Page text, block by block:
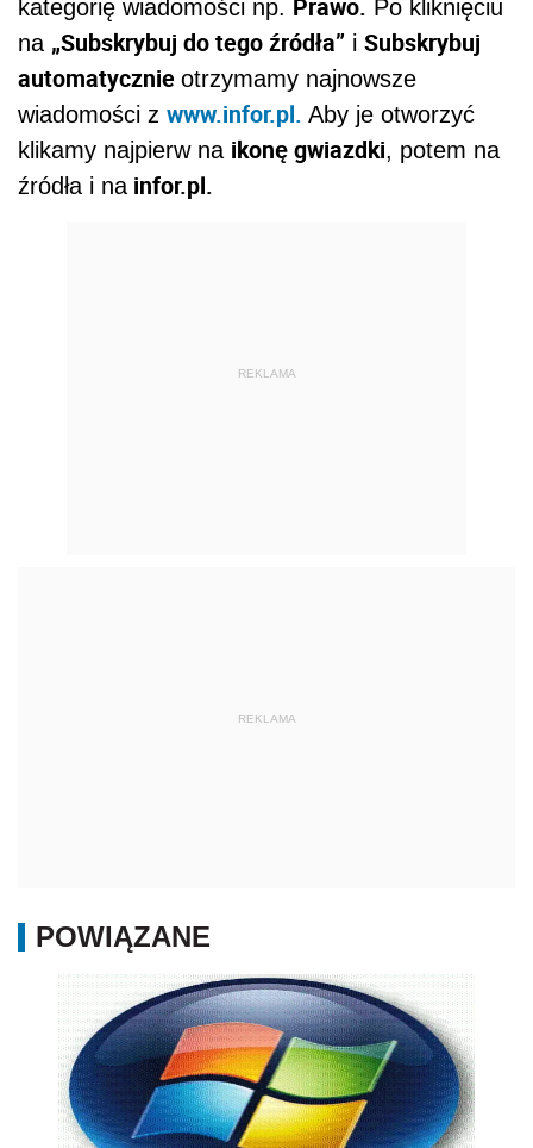
kategorię wiadomości np. Prawo. Po kliknięciu
na „Subskrybuj do tego źródła” i Subskrybuj
automatycznie otrzymamy najnowsze
wiadomości z www.infor.pl. Aby je otworzyć
klikamy najpierw na ikonę gwiazdki, potem na
źródła i nainfor.pl.
REKLAMA
REKLAMA
POWIĄZANE